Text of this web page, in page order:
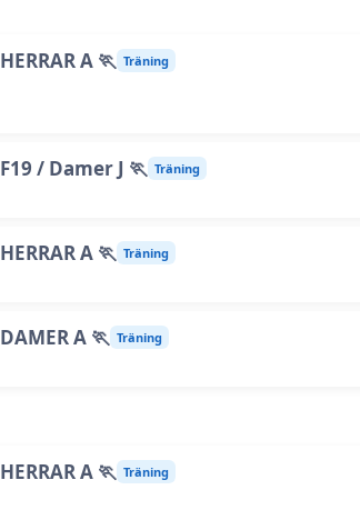
HERRAR A 🏃 Träning
F19 / Damer J 🏃 Träning
HERRAR A 🏃 Träning
DAMER A 🏃 Träning
HERRAR A 🏃 Träning